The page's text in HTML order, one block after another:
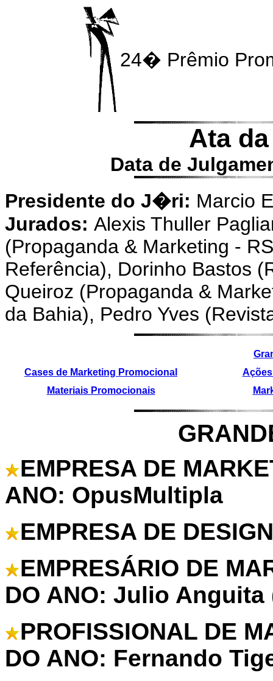
24� Prêmio
Ata
Data de
Presidente do J�ri: Marcio
Jurados: Alexis Thuller
(Propaganda & Marketing -
Referência), Dorinho Bastos
Queiroz (Propaganda &
da Bahia), Pedro Yves
Cases de Marketing Promocional
Materiais Promocionais
EMPRESA DE
ANO: OpusMultipla
EMPRESA DE
EMPRESÁRIO DE
DO ANO: Julio
PROFISSIONAL DE
DO ANO: Fernando